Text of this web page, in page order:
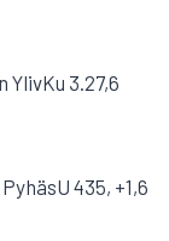
YlivKu 3.27,6
435, +1,6